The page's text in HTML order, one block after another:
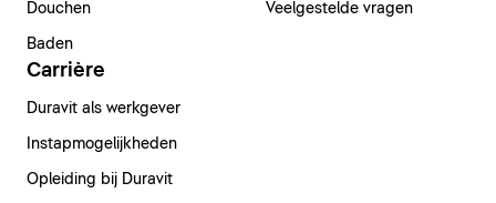
Douchen
Baden
Veelgestelde vragen
Carrière
Duravit als werkgever
Instapmogelijkheden
Opleiding bij Duravit